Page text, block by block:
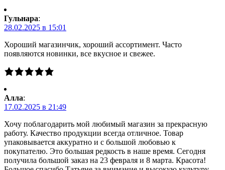
Гульнара:
28.02.2025 в 15:01
Хороший магазинчик, хороший ассортимент. Часто
появляются новинки, все вкусное и свежее.
Алла:
17.02.2025 в 21:49
Хочу поблагодарить мой любимый магазин за прекрасную
работу. Качество продукции всегда отличное. Товар
упаковывается аккуратно и с большой любовью к
покупателю. Это большая редкость в наше время. Сегодня
получила большой заказ на 23 февраля и 8 марта. Красота!